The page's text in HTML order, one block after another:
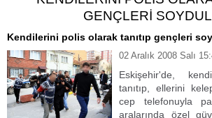
Röportaj
Tanıtım Yazısı
GENÇLERİ
Kendilerini polis olarak tanıtıp gençleri
02 Aralık 2008 Salı
Eskişehir'de,
tanıtıp, ellerini
cep telefonuyla
aralarında özel